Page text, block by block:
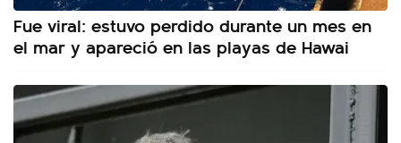
Fue viral: estuvo perdido durante un mes en
el mar y apareció en las playas de Hawai